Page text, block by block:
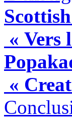
« Vers
«